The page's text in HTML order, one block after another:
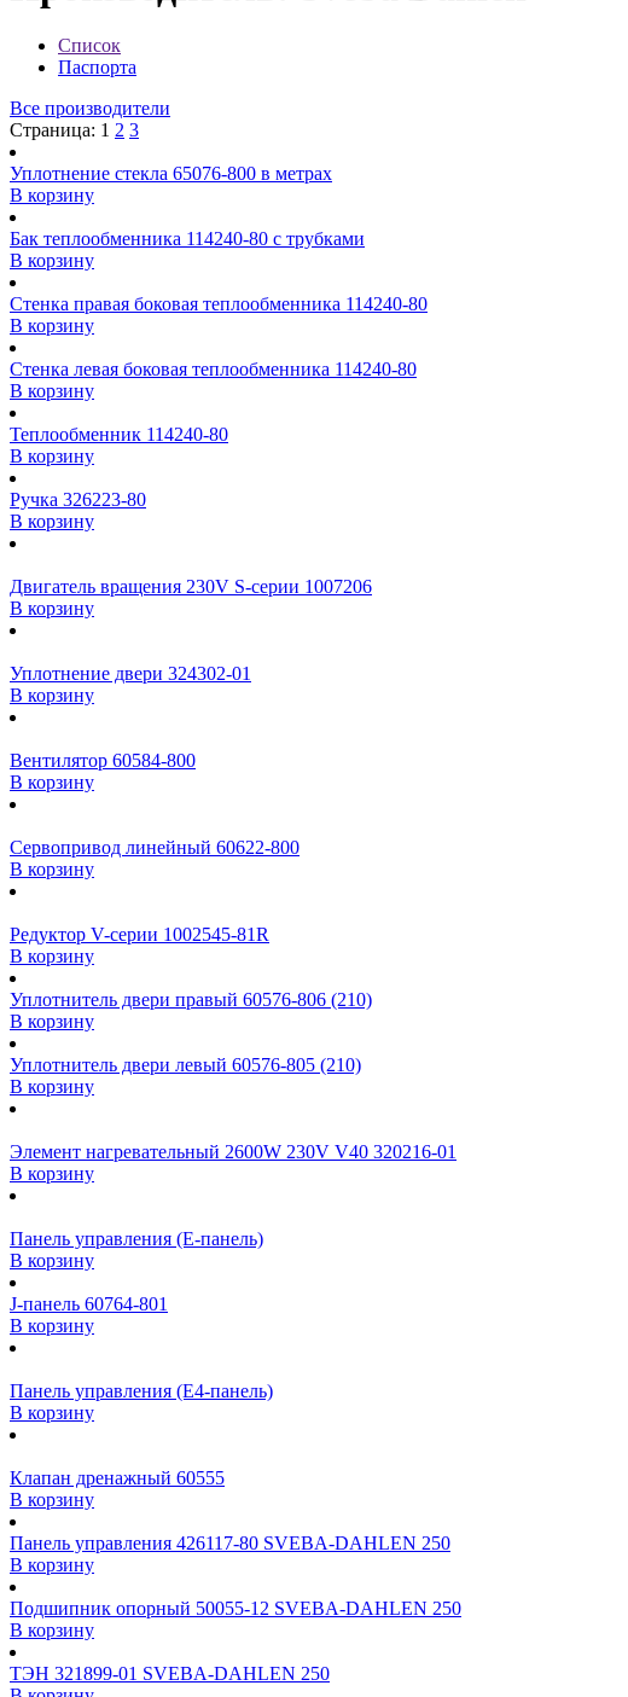
Список
Паспорта
Все производители
Страница: 1 2 3
Уплотнение стекла 65076-800 в метрах
В корзину
Бак теплообменника 114240-80 с трубками
В корзину
Стенка правая боковая теплообменника 114240-80
В корзину
Стенка левая боковая теплообменника 114240-80
В корзину
Теплообменник 114240-80
В корзину
Ручка 326223-80
В корзину
Двигатель вращения 230V S-серии 1007206
В корзину
Уплотнение двери 324302-01
В корзину
Вентилятор 60584-800
В корзину
Сервопривод линейный 60622-800
В корзину
Редуктор V-серии 1002545-81R
В корзину
Уплотнитель двери правый 60576-806 (210)
В корзину
Уплотнитель двери левый 60576-805 (210)
В корзину
Элемент нагревательный 2600W 230V V40 320216-01
В корзину
Панель управления (Е-панель)
В корзину
J-панель 60764-801
В корзину
Панель управления (Е4-панель)
В корзину
Клапан дренажный 60555
В корзину
Панель управления 426117-80 SVEBA-DAHLEN 250
В корзину
Подшипник опорный 50055-12 SVEBA-DAHLEN 250
В корзину
ТЭН 321899-01 SVEBA-DAHLEN 250